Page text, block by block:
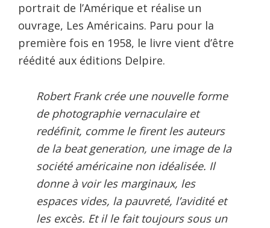
portrait de l’Amérique et réalise un
ouvrage, Les Américains. Paru pour la
première fois en 1958, le livre vient d’être
réédité aux éditions Delpire.
Robert Frank crée une nouvelle forme
de photographie vernaculaire et
redéfinit, comme le firent les auteurs
de la beat generation, une image de la
société américaine non idéalisée. Il
donne à voir les marginaux, les
espaces vides, la pauvreté, l’avidité et
les excès. Et il le fait toujours sous un